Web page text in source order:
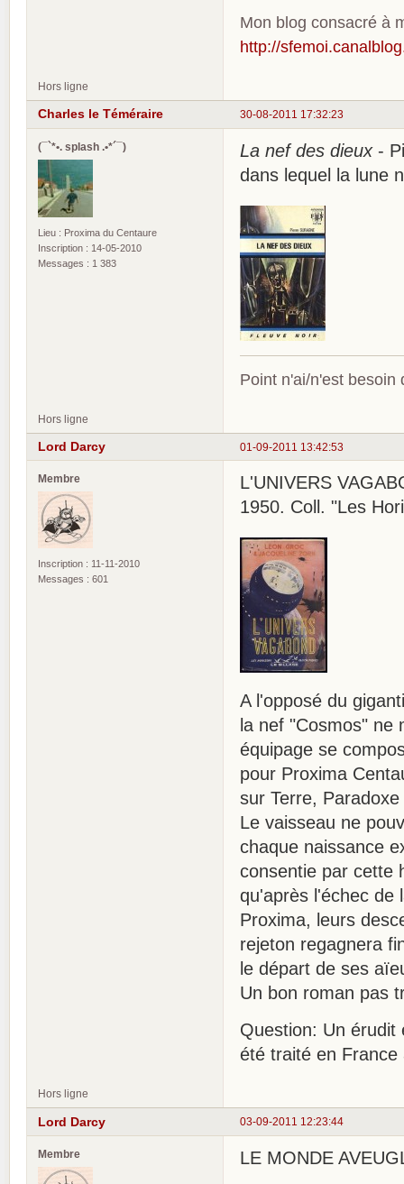
Mon blog consacré à
http://
Hors ligne
30-08-2011 17:32:23
Charles le Téméraire
(¯`*•. splash .•*´¯)
Lieu : Proxima du Centaure
Inscription : 14-05-2010
Messages : 1 383
La nef des dieux-
dans lequel la lune
Point n'ai/n'est besoin
Hors ligne
01-09-2011 13:42:53
Lord Darcy
Membre
Inscription : 11-11-2010
Messages : 601
L'UNIVERS
1950. Coll. "Les
A l'opposé du
la nef "Cosmos" ne
équipage se
pour Proxima
sur Terre,
Le vaisseau ne
chaque naissance
consentie par cette
qu'après l'échec de
Proxima, leurs
rejeton regagnera
le départ de ses
Un bon roman pas
Question: Un érudit
été traité en
Hors ligne
03-09-2011 12:23:44
Lord Darcy
Membre
LE MONDE